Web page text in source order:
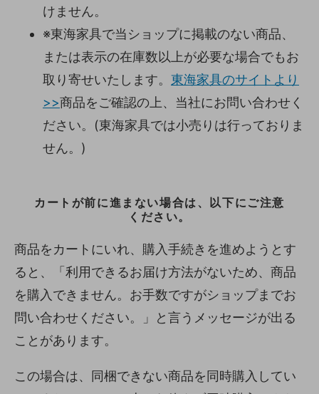
けません。
※東海家具で当ショップに掲載のない商品、
または表示の在庫数以上が必要な場合でもお
取り寄せいたします。 東海家具のサイトより
>>商品をご確認の上、当社にお問い合わせく
ださい。(東海家具では小売りは行っておりま
せん。)
カートが前に進まない場合は、以下にご注意
ください。
商品をカートにいれ、購入手続きを進めようとす
ると、「利用できるお届け方法がないため、商品
を購入できません。お手数ですがショップまでお
問い合わせください。」と言うメッセージが出る
ことがあります。
この場合は、同梱できない商品を同時購入してい